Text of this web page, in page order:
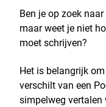
Ben je op zoek
maar weet je niet
moet schrijven?
Het is belangrijk
verschilt van een
simpelweg vertalen